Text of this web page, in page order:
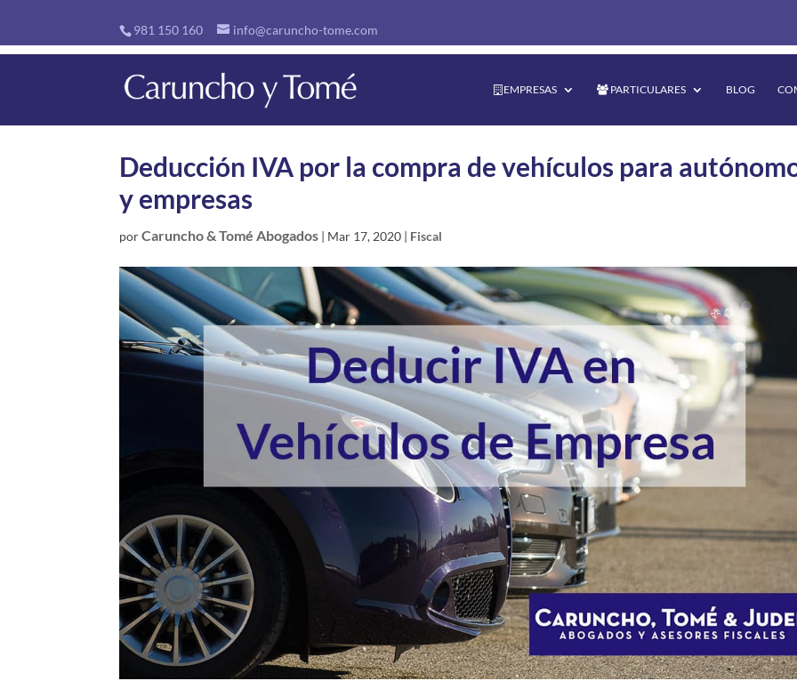
981 150 160 info@caruncho-tome.com
EMPRESAS PARTICULARES BLOG
Deducción IVA por la compra de vehículos para
y empresas
porCaruncho & Tomé Abogados | Mar 17, 2020 | Fiscal